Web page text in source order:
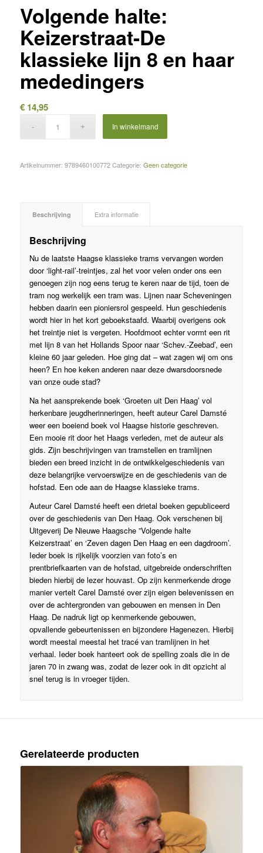
Volgende halte:
Keizerstraat-De
klassieke lijn 8 en haar
mededingers
€14,95
In winkelmand
Artikelnummer: 9789460100772 Categorie: Geen categorie
Beschrijving Extra informatie
Beschrijving
Nu de laatste Haagse klassieke trams vervangen worden
door ‘light-rail’-treintjes, zal het voor velen onder ons een
genoegen zijn nog eens terug te keren naar de tijd, toen de
tram nog werkelijk een tram was. Lijnen naar Scheveningen
hebben daarin een pioniersrol gespeeld. Hun geschiedenis
wordt hier in het kort geboekstaafd. Waarbij overigens ook
het treintje niet is vergeten. Hoofdmoot echter vormt een rit
met lijn 8 van het Hollands Spoor naar ‘Schev.-Zeebad’, een
kleine 60 jaar geleden. Hoe ging dat – wat zagen wij om ons
heen? En hoe keken anderen naar deze dwarsdoorsnede
van onze oude stad?
Na het aansprekende boek ‘Groeten uit Den Haag’ vol
herkenbare jeugdherinneringen, heeft auteur Carel Damsté
weer een boeiend boek vol Haagse historie geschreven.
Een mooie rit door het Haags verleden, met de auteur als
gids. Zijn beschrijvingen van tramstellen en tramlijnen
bieden een breed inzicht in de ontwikkelgeschiedenis van
deze belangrijke vervoerswijze en de geschiedenis van de
hofstad. Een ode aan de Haagse klassieke trams.
Auteur Carel Damsté heeft een drietal boeken gepubliceerd
over de geschiedenis van Den Haag. Ook verschenen bij
Uitgeverij De Nieuwe Haagsche ”Volgende halte
Keizerstraat’ en ‘Zeven dagen Den Haag en een dagdroom’.
Ieder boek is rijkelijk voorzien van foto’s en
prentbriefkaarten van de hofstad, uitgebreide onderschriften
bieden hierbij de lezer houvast. Op zijn kenmerkende droge
manier vertelt Carel Damsté over zijn eigen belevenissen en
over de achtergronden van gebouwen en mensen in Den
Haag. De nadruk ligt op kenmerkende gebouwen,
opvallende gebeurtenissen en bijzondere Hagenezen. Hierbij
wordt meestal meestal het tracé van tramlijnen in het
verhaal. Ieder boek hanteert ook de spelling zoals die in de
jaren 70 in zwang was, zodat de lezer ook in dit opzicht al
snel terug is in vroeger tijden.
Gerelateerde producten